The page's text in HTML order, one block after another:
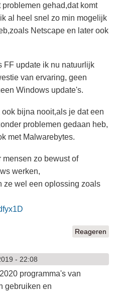
problemen gehad,dat komt
al heel snel zo min mogelijk
Netscape en later ook
FF update ik nu natuurlijk
van ervaring, geen
Windows update's.
bijna nooit,als je dat een
problemen gedaan heb,
met Malwarebytes.
mensen zo bewust of
werken,
ze wel een oplossing zoals
Reageren
- 22:08
programma's van
gebruiken en